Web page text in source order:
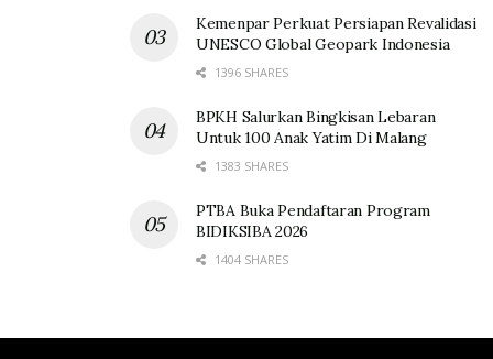
Kemenpar Perkuat Persiapan Revalidasi
UNESCO Global Geopark Indonesia
1396 SHARES
BPKH Salurkan Bingkisan Lebaran
Untuk 100 Anak Yatim Di Malang
1383 SHARES
PTBA Buka Pendaftaran Program
BIDIKSIBA 2026
1404 SHARES